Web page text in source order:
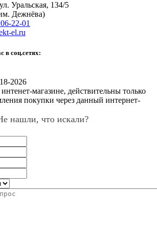
ул. Уральская, 134/5
Дежнёва)
22-01
el.ru
в соц.сетях:
2026
магазине, действительны только
покупки через данный интернет-
нашли, что искали?